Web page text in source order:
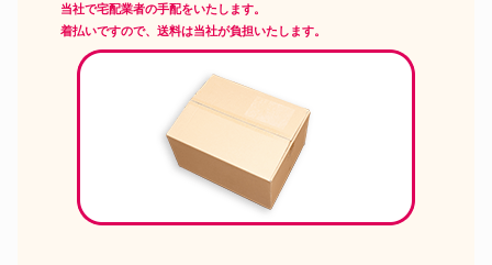
当社で宅配業者の手配をいたします。
着払いですので、送料は当社が負担いたします。